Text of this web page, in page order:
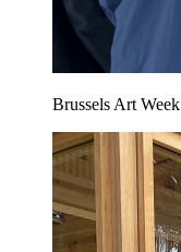
Brussels Art Week